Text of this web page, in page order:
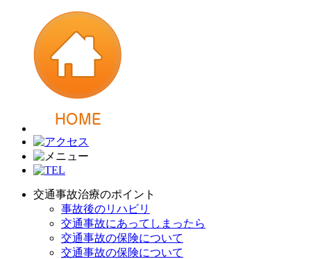
交通事故治療のポイント
事故後のリハビリ
交通事故にあってしまったら
交通事故の保険について
交通事故の保険について